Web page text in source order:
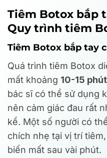
Tiêm Botox bắp
Quy trình tiêm
Tiêm Botox bắp tay
Quá trình tiêm Botox
mất khoảng 10-15 phút
bác sĩ có thể sử dụng
nên cảm giác đau rất
kể. Một số người có
chích nhẹ tại vị trí
biến mất sau vài phút.